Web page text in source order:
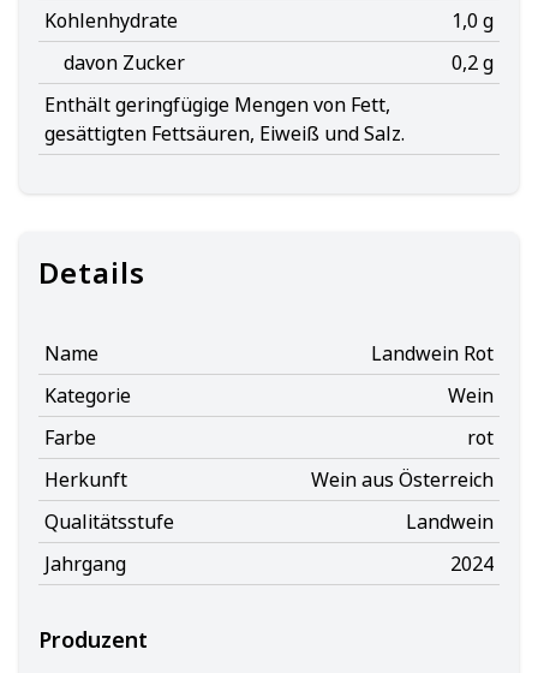
Kohlenhydrate
1,0 g
davon Zucker
0,2 g
Enthält geringfügige Mengen von Fett,
gesättigten Fettsäuren, Eiweiß und Salz.
Details
Name
Landwein Rot
Kategorie
Wein
Farbe
rot
Herkunft
Wein aus Österreich
Qualitätsstufe
Landwein
Jahrgang
2024
Produzent